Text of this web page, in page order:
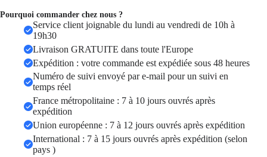
Pourquoi commander chez nous ?
Service client joignable du lundi au vendredi de 10h à
19h30
Livraison GRATUITE dans toute l'Europe
Expédition : votre commande est expédiée sous 48 heures
Numéro de suivi envoyé par e-mail pour un suivi en
temps réel
France métropolitaine : 7 à 10 jours ouvrés après
expédition
Union européenne : 7 à 12 jours ouvrés après expédition
International : 7 à 15 jours ouvrés après expédition (selon
pays )